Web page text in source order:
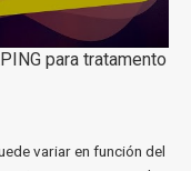
para tratamento
variar en función del